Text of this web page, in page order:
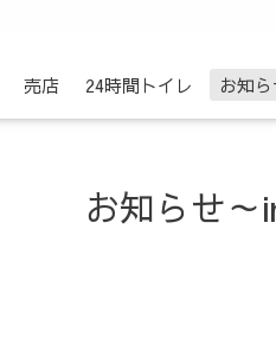
売店 24時間トイレ お知
お知らせ